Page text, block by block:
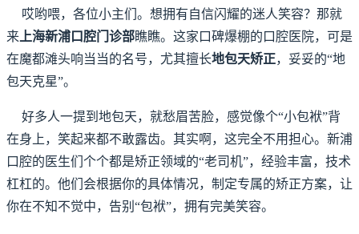
哎哟喂，各位小主们。想拥有自信闪耀的迷人笑容？那就
来 上海新浦口腔门诊部瞧瞧。这家口碑爆棚的口腔医院，可是
在魔都滩头响当当的名号，尤其擅长地包天矫正，妥妥的“地
包天克星”。
好多人一提到地包天，就愁眉苦脸，感觉像个“小包袱”背
在身上，笑起来都不敢露齿。其实啊，这完全不用担心。新浦
口腔的医生们个个都是矫正领域的“老司机”，经验丰富，技术
杠杠的。他们会根据你的具体情况，制定专属的矫正方案，让
你在不知不觉中，告别“包袱”，拥有完美笑容。